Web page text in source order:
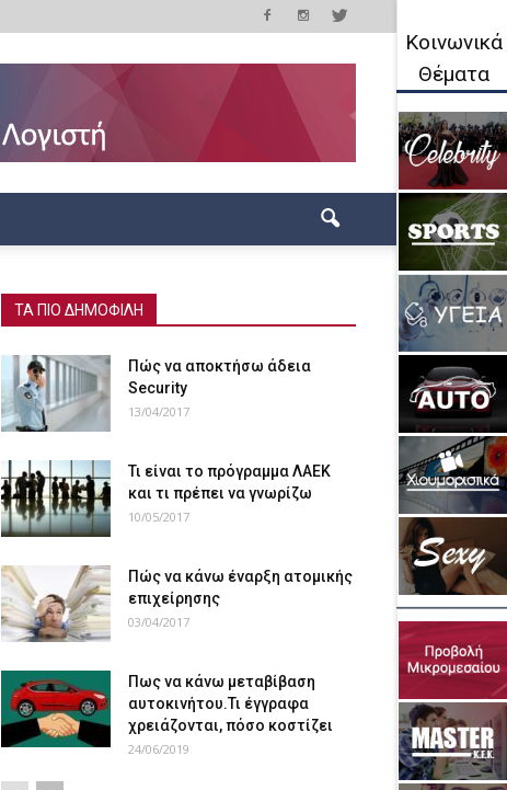
ΤΑ ΠΙΟ ΔΗΜΟΦΙΛΗ
Πώς να αποκτήσω άδεια
Security
13/04/2017
Τι είναι το πρόγραμμα ΛΑΕΚ
και τι πρέπει να γνωρίζω
10/05/2017
Πώς να κάνω έναρξη ατομικής
επιχείρησης
03/04/2017
Πως να κάνω μεταβίβαση
αυτοκινήτου.Τι έγγραφα
χρειάζονται, πόσο κοστίζει
24/06/2019
Κοινωνικά
Θέματα